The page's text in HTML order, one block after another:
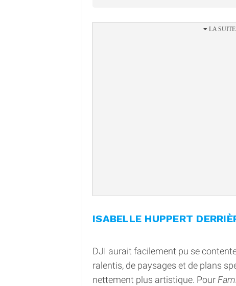
ISABELLE HUPPERT
DJI aurait facilement pu se
ralentis, de paysages et de plans
nettement plus artistique. Pour